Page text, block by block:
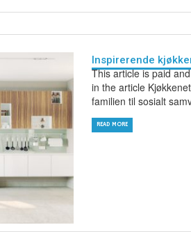
Inspirerende
This article is paid
in the article
familien til sosialt
READ MORE